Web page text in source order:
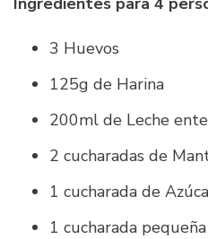
3 Huevos
125g de Harina
200ml de Leche
2 cucharadas de
1 cucharada de
1 cucharada